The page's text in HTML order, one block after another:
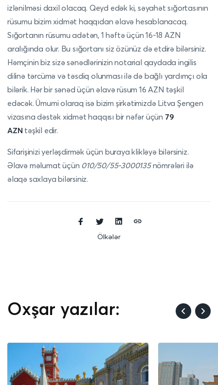
izlənilməsi daxil olacaq. Qeyd edək ki, səyahət sığortasının
rüsumu bizim xidmət haqqıdan əlavə hesablanacaq.
Sığortanın rüsumu adətən, 1 həftə üçün 16-18 AZN
aralığında olur. Bu sığortanı siz özünüz də etdirə bilərsiniz.
Həmçinin biz sizə sənədlərinizin notarial qaydada ingilis
dilinə tərcümə və təsdiq olunması ilə də bağlı yardımçı ola
bilərik. Hər bir sənəd üçün əlavə rüsum 16 AZN təşkil
edəcək. Ümumi olaraq isə bizim şirkətimizdə Litva Şengen
vizasına dəstək xidmət haqqısı bir nəfər üçün 79
AZN təşkil edir.
Sifarişinizi yerləşdirmək üçün buraya klikləyə bilərsiniz.
Əlavə məlumat üçün 010/50/55-3000135nömrələri ilə
əlaqə saxlaya bilərsiniz.
Ölkələr
Oxşar yazılar: